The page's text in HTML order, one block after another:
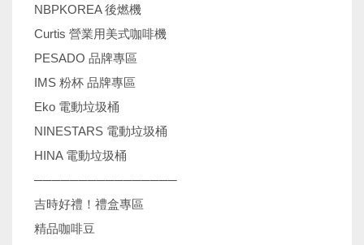
NBPKOREA 後燃機
Curtis 營業用美式咖啡機
PESADO 品牌專區
IMS 粉杯 品牌專區
Eko 電動垃圾桶
NINESTARS 電動垃圾桶
HINA 電動垃圾桶
────────────────
吉時好禮！禮盒專區
精品咖啡豆